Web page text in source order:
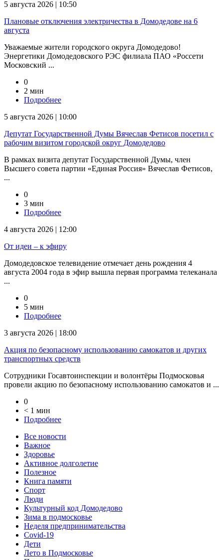
5 августа 2026 | 10:50
Плановые отключения электричества в Домодедове на 6
августа
Уважаемые жители городского округа Домодедово!
Энергетики Домодедовского РЭС филиала ПАО «Россети
Московский ...
0
2 мин
Подробнее
5 августа 2026 | 10:00
Депутат Государственной Думы Вячеслав Фетисов посетил с
рабочим визитом городской округ Домодедово
В рамках визита депутат Государственной Думы, член
Высшего совета партии «Единая Россия» Вячеслав Фетисов,
...
0
3 мин
Подробнее
4 августа 2026 | 12:00
От идеи – к эфиру
Домодедовское телевидение отмечает день рождения 4
августа 2004 года в эфир вышла первая программа телеканала
...
0
5 мин
Подробнее
3 августа 2026 | 18:00
Акция по безопасному использованию самокатов и других
транспортных средств
Сотрудники Госавтоинспекции и волонтёры Подмосковья
провели акцию по безопасному использованию самокатов и ...
0
< 1 мин
Подробнее
Все новости
Важное
Здоровье
Активное долголетие
Полезное
Книга памяти
Спорт
Люди
Культурный код Домодедово
Зима в подмосковье
Неделя предпринимательства
Covid-19
Дети
Лето в Подмосковье